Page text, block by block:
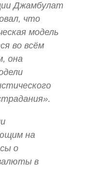
Джамбулат
что
модель
во всём
она
на
о
в